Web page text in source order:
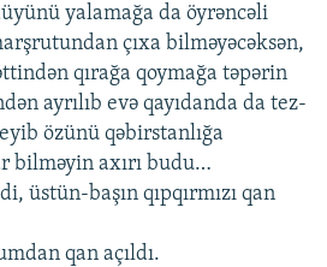
yalamağa da öyrəncəli
çıxa bilməyəcəksən,
qırağa qoymağa təpərin
ayrılıb evə qayıdanda da tez-
özünü qəbirstanlığa
bilməyin axırı budu…
üstün-başın qıpqırmızı qan
qan açıldı.